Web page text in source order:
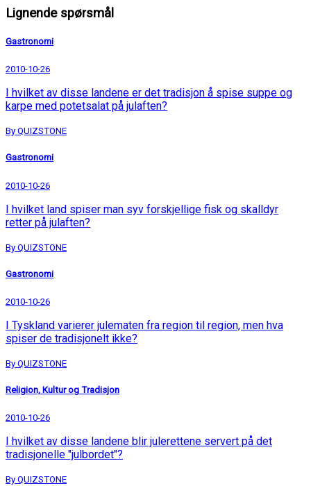
Lignende spørsmål
Gastronomi
2010-10-26
I hvilket av disse landene er det tradisjon å spise suppe og
karpe med potetsalat på julaften?
By QUIZSTONE
Gastronomi
2010-10-26
I hvilket land spiser man syv forskjellige fisk og skalldyr
retter på julaften?
By QUIZSTONE
Gastronomi
2010-10-26
I Tyskland varierer julematen fra region til region, men hva
spiser de tradisjonelt ikke?
By QUIZSTONE
Religion, Kultur og Tradisjon
2010-10-26
I hvilket av disse landene blir julerettene servert på det
tradisjonelle "julbordet"?
By QUIZSTONE